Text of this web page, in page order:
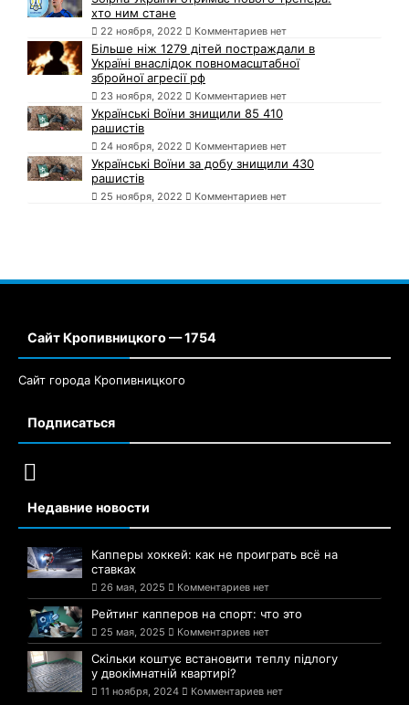
хто ним стане
22 ноября, 2022 Комментариев нет
Більше ніж 1279 дітей постраждали в
Україні внаслідок повномасштабної
збройної агресії рф
23 ноября, 2022 Комментариев нет
Українські Воїни знищили 85 410
рашистів
24 ноября, 2022 Комментариев нет
Українські Воїни за добу знищили 430
рашистів
25 ноября, 2022 Комментариев нет
Сайт Кропивницкого — 1754
Сайт города Кропивницкого
Подписаться
Недавние новости
Капперы хоккей: как не проиграть всё на
ставках
26 мая, 2025 Комментариев нет
Рейтинг капперов на спорт: что это
25 мая, 2025 Комментариев нет
Скільки коштує встановити теплу підлогу
у двокімнатній квартирі?
11 ноября, 2024 Комментариев нет